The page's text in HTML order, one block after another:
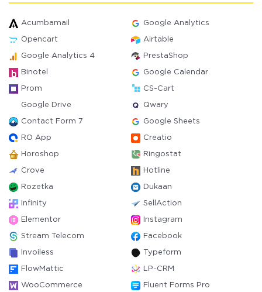
Acumbamail Google Analytics
Opencart Airtable
Google Analytics 4 PrestaShop
Binotel Google Calendar
Prom CS-Cart
Google Drive Qwary
Contact Form 7 Google Sheets
RO App Creatio
Horoshop Ringostat
Crove Hotline
Rozetka Dukaan
Infinity SellAction
Elementor Instagram
Stream Telecom Facebook
Invoiless Typeform
FlowMattic LP-CRM
WooCommerce Fluent Forms Pro